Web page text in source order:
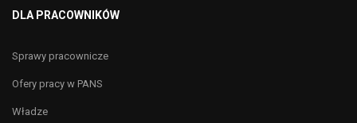
DLA PRACOWNIKÓW
Sprawy pracownicze
Ofery pracy w PANS
Władze